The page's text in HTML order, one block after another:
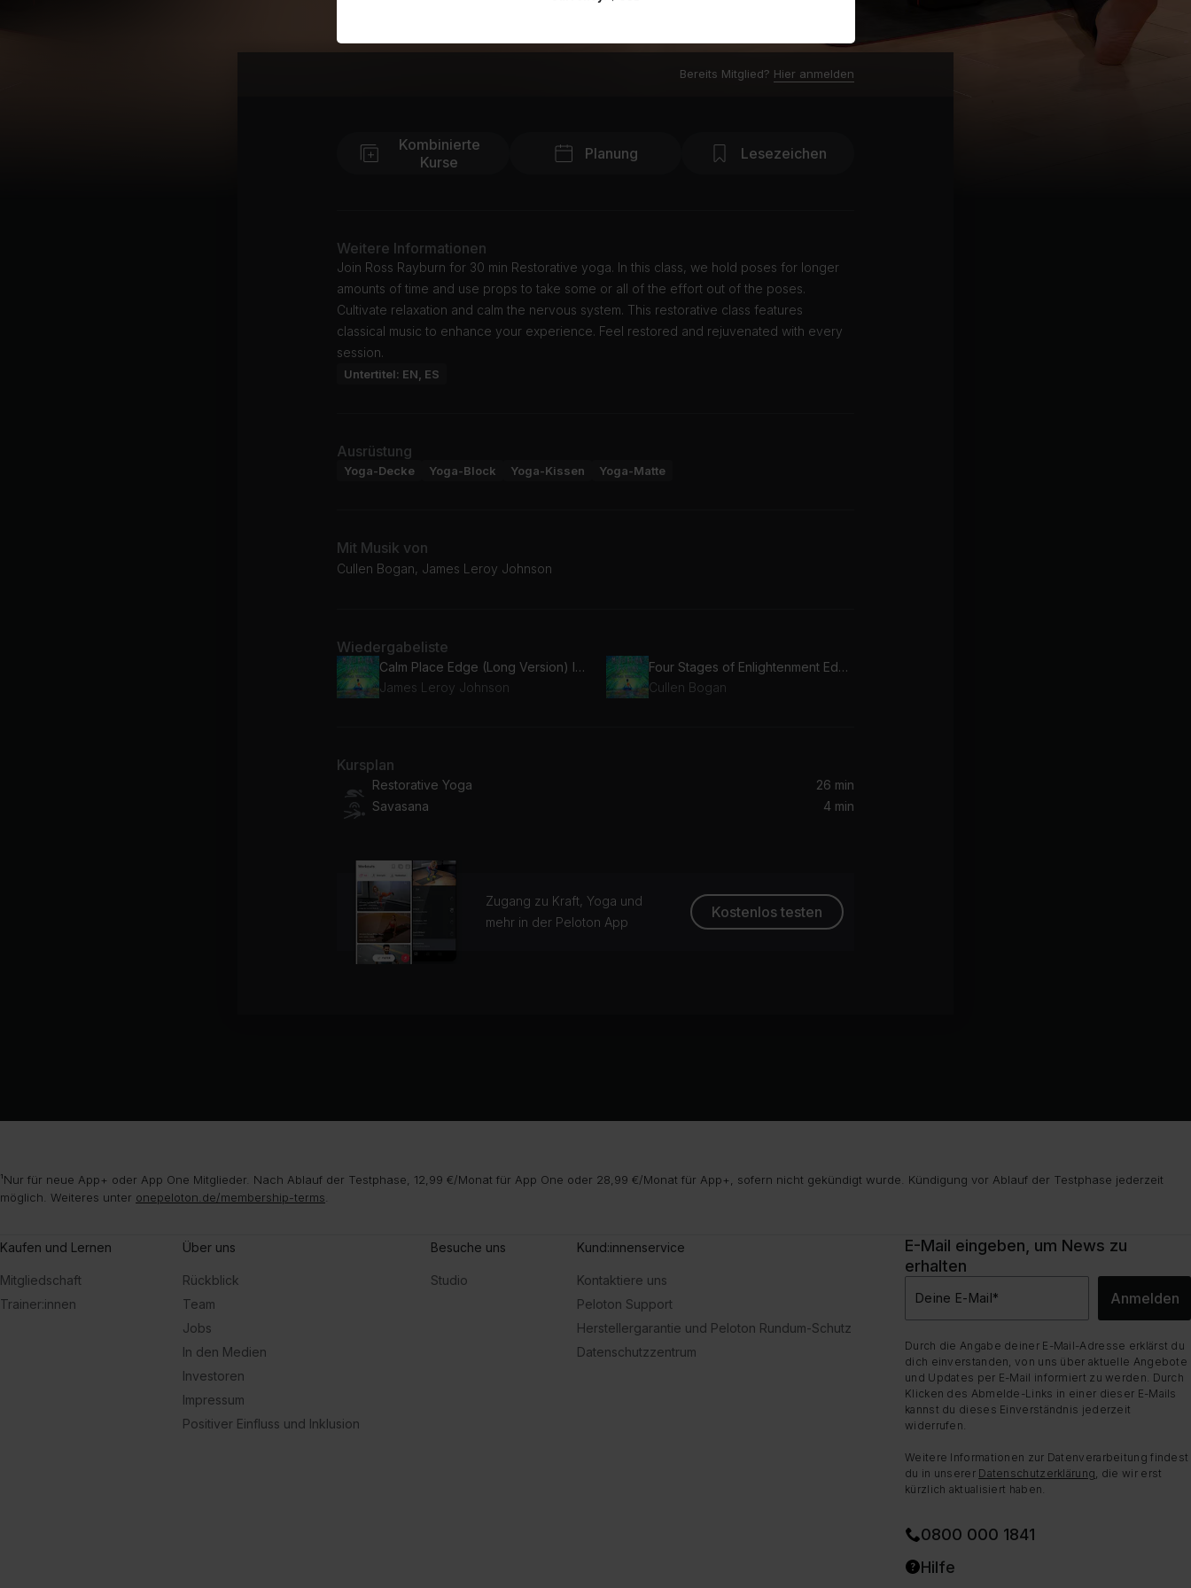
Bereits Mitglied? Hier anmelden
Kombinierte
Kurse
Planung Lesezeichen
Weitere Informationen
Join Ross Rayburn for 30 min Restorative yoga. In this class, we hold poses for longer
amounts of time and use props to take some or all of the effort out of the poses.
Cultivate relaxation and calm the nervous system. This restorative class features
classical music to enhance your experience. Feel restored and rejuvenated with every
session.
Untertitel: EN, ES
Ausrüstung
Yoga-Decke Yoga-Block Yoga-Kissen Yoga-Matte
Mit Musik von
Cullen Bogan, James Leroy Johnson
Wiedergabeliste
Calm Place Edge (Long Version) Instrumental
James Leroy Johnson
Four Stages of Enlightenment Edge (Long Version) Instrumental
Cullen Bogan
Kursplan
Restorative Yoga
26 min
Savasana
4 min
Zugang zu Kraft, Yoga und
mehr in der Peloton App
Kostenlos testen
¹Nur für neue App+ oder App One Mitglieder. Nach Ablauf der Testphase, 12,99 €/Monat für App One oder 28,99 €/Monat für App+, sofern nicht gekündigt wurde. Kündigung vor Ablauf der Testphase jederzeit
möglich. Weiteres unter onepeloton.de/membership-terms
Kaufen und Lernen
Mitgliedschaft
Trainer:innen
Über uns
Rückblick
Team
Jobs
In den Medien
Investoren
Impressum
Positiver Einfluss und Inklusion
Besuche uns
Studio
Kund:innenservice
Kontaktiere uns
Peloton Support
Herstellergarantie und Peloton Rundum-Schutz
Datenschutzzentrum
E-Mail eingeben, um News zu
erhalten
Deine E-Mail* Anmelden
Durch die Angabe deiner E-Mail-Adresse erklärst du
dich einverstanden, von uns über aktuelle Angebote
und Updates per E-Mail informiert zu werden. Durch
Klicken des Abmelde-Links in einer dieser E-Mails
kannst du dieses Einverständnis jederzeit
widerrufen.
Weitere Informationen zur Datenverarbeitung findest
du in unserer Datenschutzerklärung, die wir erst
kürzlich aktualisiert haben.
0800 000 1841
Hilfe